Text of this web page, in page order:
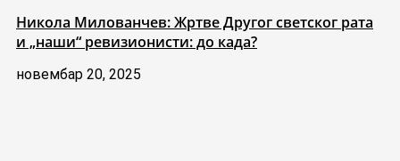
Никола Милованчев: Жртве Другог светског рата
и „наши“ ревизионисти: до када?
новембар 20, 2025